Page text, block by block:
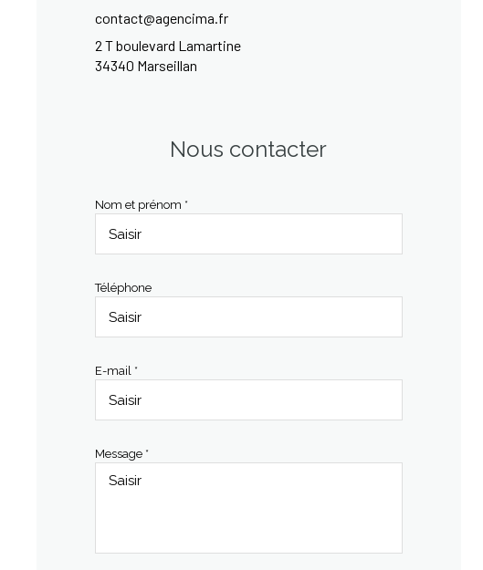
contact@agencima.fr
2 T boulevard Lamartine
34340 Marseillan
Nous contacter
Nom et prénom *
Téléphone
E-mail *
Message *